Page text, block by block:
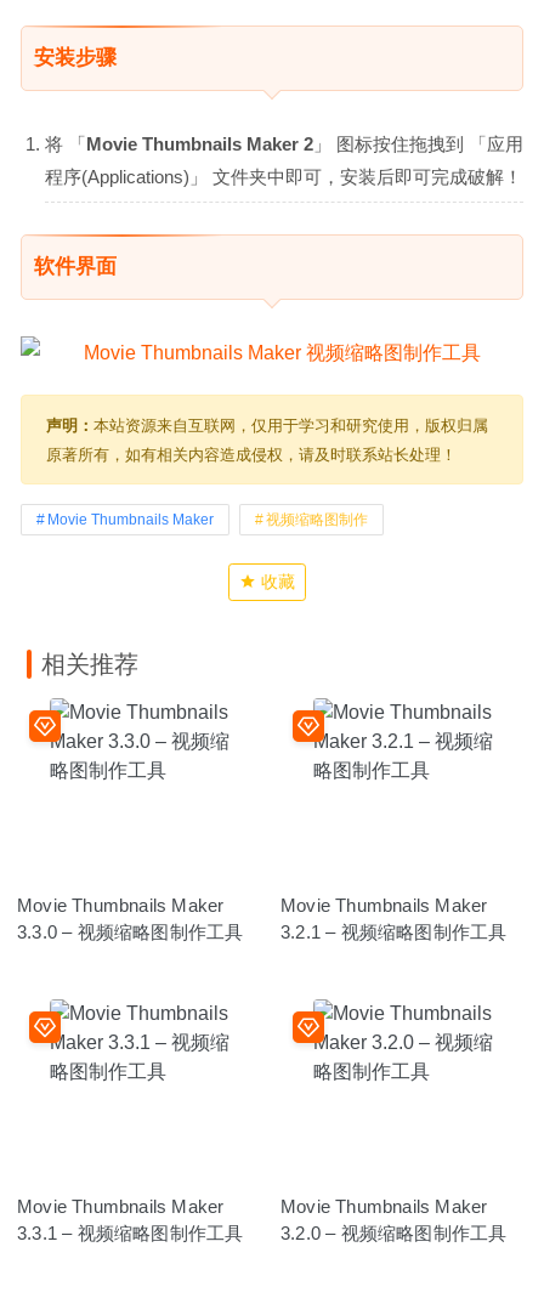
安装步骤
将 「Movie Thumbnails Maker 2 」 图标按住拖拽到 「应用
程序(Applications)」 文件夹中即可，安装后即可完成破解！
软件界面
声明： 本站资源来自互联网，仅用于学习和研究使用，版权归属
原著所有，如有相关内容造成侵权，请及时联系站长处理！
Movie Thumbnails Maker 视频缩略图制作
收藏
相关推荐
Movie Thumbnails Maker
3.3.0 – 视频缩略图制作工具
Movie Thumbnails Maker
3.2.1 – 视频缩略图制作工具
Movie Thumbnails Maker
3.3.1 – 视频缩略图制作工具
Movie Thumbnails Maker
3.2.0 – 视频缩略图制作工具